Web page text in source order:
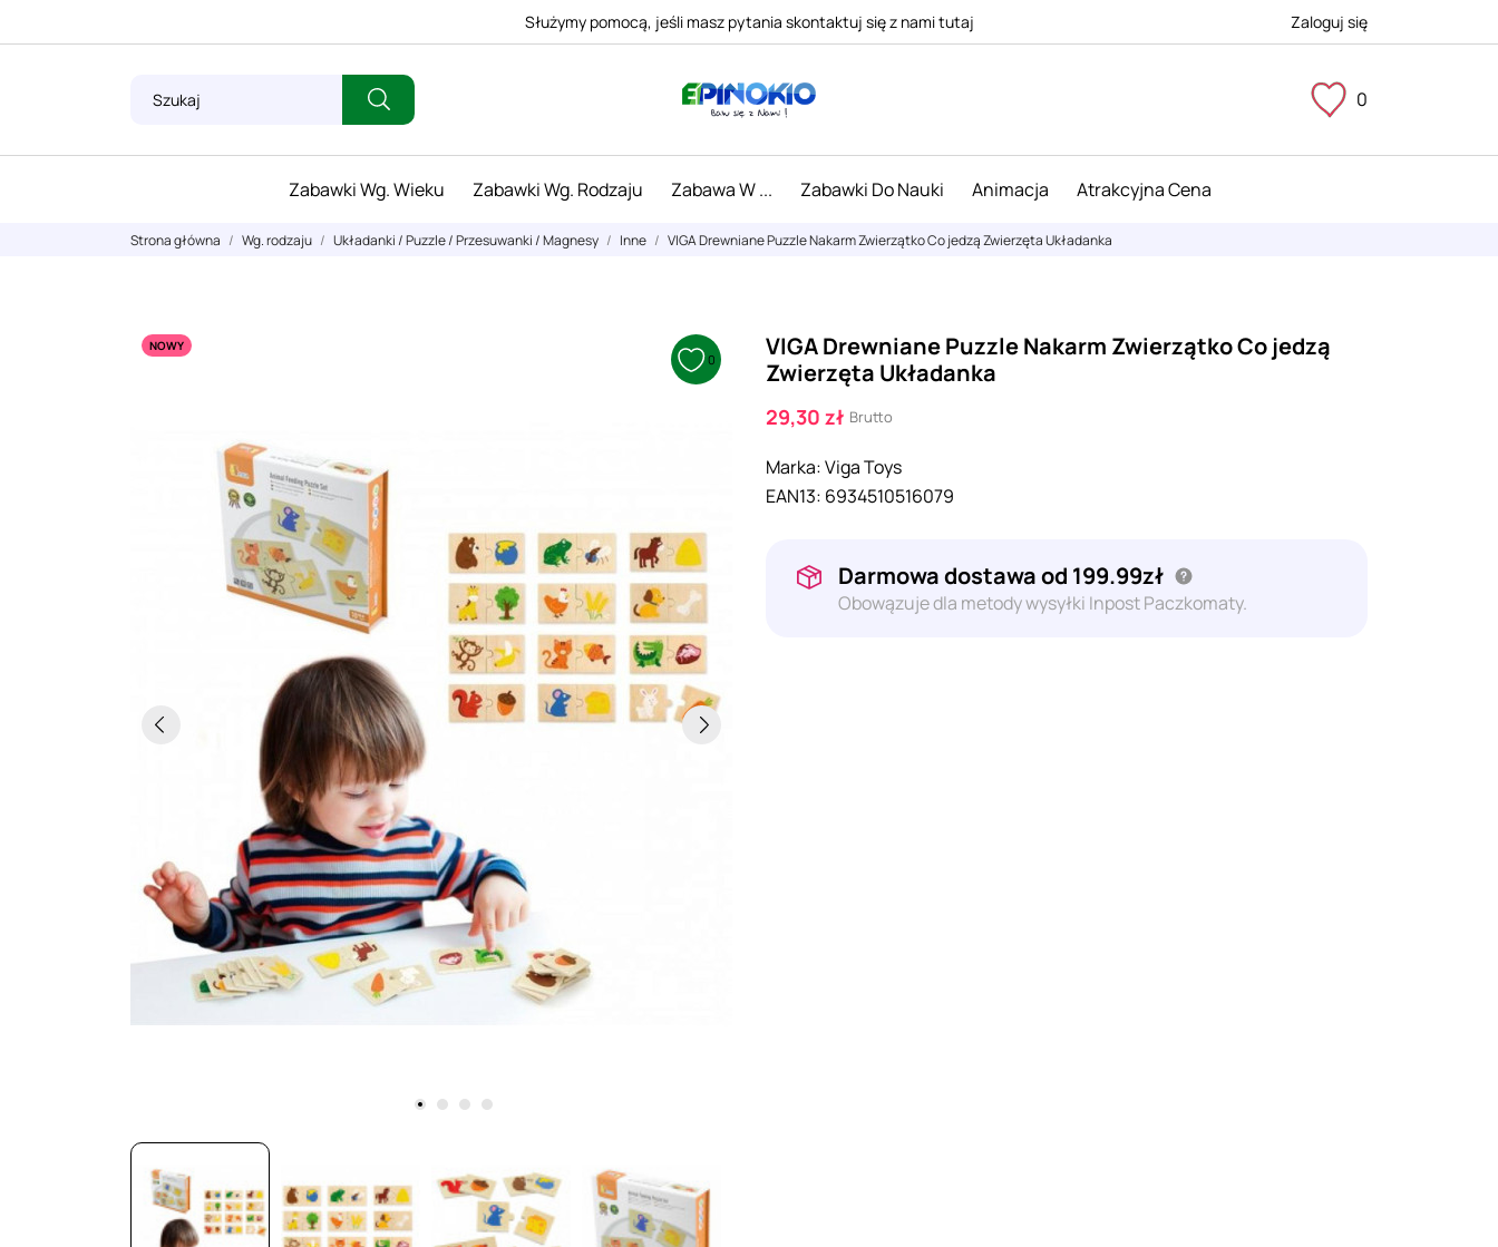
Służymy pomocą, jeśli masz pytania skontaktuj się z nami tutaj Zaloguj się
0
Zabawki Wg. Wieku Zabawki Wg. Rodzaju Zabawa W ... Zabawki Do Nauki Animacja Atrakcyjna Cena
Strona główna Wg. rodzaju Układanki / Puzzle / Przesuwanki / Magnesy Inne VIGA Drewniane Puzzle Nakarm Zwierzątko Co jedzą Zwierzęta Układanka
NOWY
0
VIGA Drewniane Puzzle Nakarm Zwierzątko Co jedzą
Zwierzęta Układanka
29,30 zł Brutto
Marka:Viga Toys
EAN13: 6934510516079
Darmowa dostawa od 199.99zł
Obowązuje dla metody wysyłki Inpost Paczkomaty.